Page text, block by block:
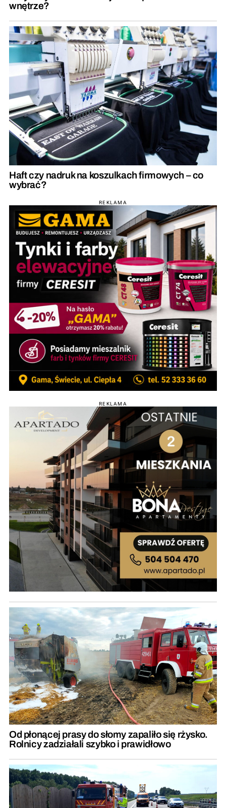
wnętrze?
Haft czy nadruk na koszulkach firmowych – co
wybrać?
REKLAMA
REKLAMA
Od płonącej prasy do słomy zapaliło się rżysko.
Rolnicy zadziałali szybko i prawidłowo